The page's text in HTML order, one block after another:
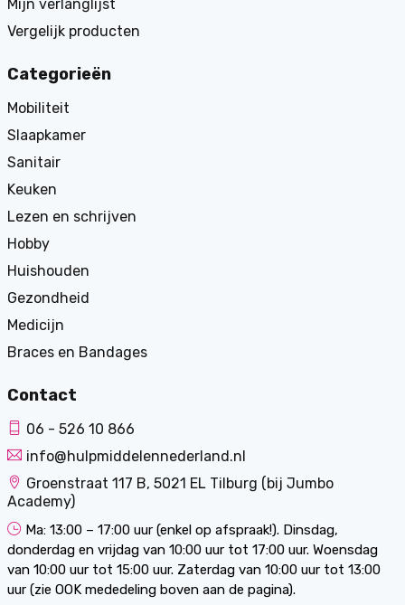
Mijn verlanglijst
Vergelijk producten
Categorieën
Mobiliteit
Slaapkamer
Sanitair
Keuken
Lezen en schrijven
Hobby
Huishouden
Gezondheid
Medicijn
Braces en Bandages
Contact
06 - 526 10 866
info@hulpmiddelennederland.nl
Groenstraat 117 B, 5021 EL Tilburg (bij Jumbo
Academy)
Ma: 13:00 – 17:00 uur (enkel op afspraak!). Dinsdag,
donderdag en vrijdag van 10:00 uur tot 17:00 uur. Woensdag
van 10:00 uur tot 15:00 uur. Zaterdag van 10:00 uur tot 13:00
uur (zie OOK mededeling boven aan de pagina).